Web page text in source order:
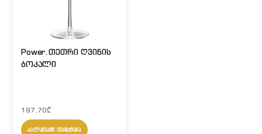
Power.თეთრი ღვინის
ბოკალი
197,70₾
ᲙᲐᲚᲐᲗᲐᲨᲘ ᲓᲐᲛᲐᲢᲔᲑᲐ